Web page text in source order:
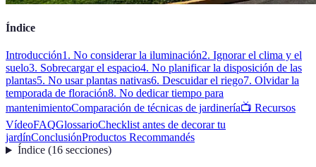
Índice
Introducción1. No considerar la iluminación2. Ignorar el clima y el
suelo3. Sobrecargar el espacio4. No planificar la disposición de las
plantas5. No usar plantas nativas6. Descuidar el riego7. Olvidar la
temporada de floración8. No dedicar tiempo para
mantenimientoComparación de técnicas de jardinería📺 Recursos
VídeoFAQGlossarioChecklist antes de decorar tu
jardínConclusiónProductos Recommandés
Índice(16 secciones)